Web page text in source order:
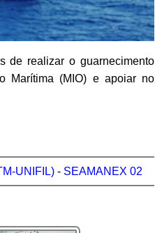
de realizar o guarnecimento
Marítima (MIO) e apoiar no
UNIFIL)- SEAMANEX 02